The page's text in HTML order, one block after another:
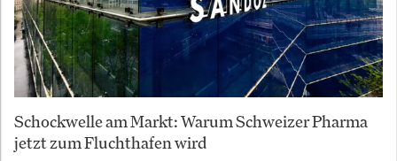
Schockwelle am Markt: Warum Schweizer Pharma
jetzt zum Fluchthafen wird